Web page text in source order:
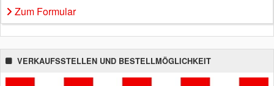
Zum Formular
VERKAUFSSTELLEN UND BESTELLMÖGLICHKEIT